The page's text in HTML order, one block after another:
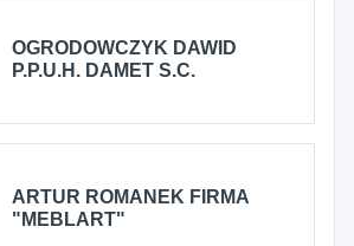
OGRODOWCZYK DAWID
P.P.U.H. DAMET S.C.
ARTUR ROMANEK FIRMA
"MEBLART"